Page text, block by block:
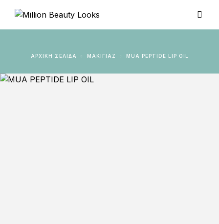
ΑΡΧΙΚΉ ΣΕΛΊΔΑ ΜΑΚΙΓΙΑΖ MUA PEPTIDE LIP OIL